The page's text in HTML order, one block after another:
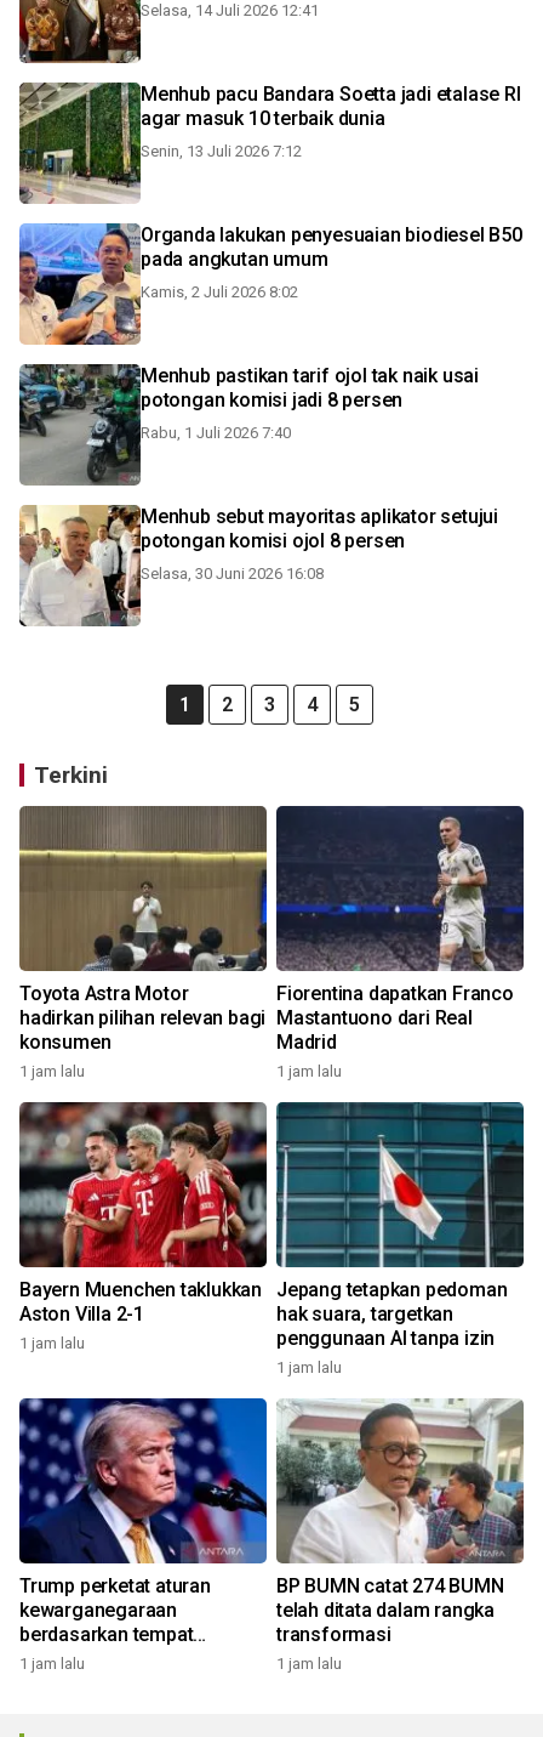
Selasa, 14 Juli 2026 12:41
Menhub pacu Bandara Soetta jadi etalase RI
agar masuk 10 terbaik dunia
Senin, 13 Juli 2026 7:12
Organda lakukan penyesuaian biodiesel B50
pada angkutan umum
Kamis, 2 Juli 2026 8:02
Menhub pastikan tarif ojol tak naik usai
potongan komisi jadi 8 persen
Rabu, 1 Juli 2026 7:40
Menhub sebut mayoritas aplikator setujui
potongan komisi ojol 8 persen
Selasa, 30 Juni 2026 16:08
1 2 3 4 5
Terkini
Toyota Astra Motor
hadirkan pilihan relevan bagi
konsumen
1 jam lalu
Fiorentina dapatkan Franco
Mastantuono dari Real
Madrid
1 jam lalu
Bayern Muenchen taklukkan
Aston Villa 2-1
1 jam lalu
Jepang tetapkan pedoman
hak suara, targetkan
penggunaan AI tanpa izin
1 jam lalu
Trump perketat aturan
kewarganegaraan
berdasarkan tempat
kelahiran
1 jam lalu
BP BUMN catat 274 BUMN
telah ditata dalam rangka
transformasi
1 jam lalu